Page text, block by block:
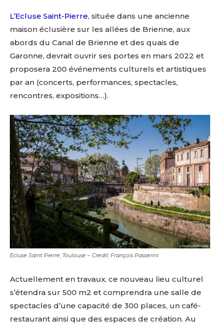
L’Ecluse Saint-Pierre, située dans une ancienne
maison éclusière sur les allées de Brienne, aux
abords du Canal de Brienne et des quais de
Garonne, devrait ouvrir ses portes en mars 2022 et
proposera 200 événements culturels et artistiques
par an (concerts, performances, spectacles,
rencontres, expositions…).
Ecluse Saint Pierre, Toulouse – Credit: François Passerini
Actuellement en travaux, ce nouveau lieu culturel
s’étendra sur 500 m2 et comprendra une salle de
spectacles d’une capacité de 300 places, un café-
restaurant ainsi que des espaces de création. Au